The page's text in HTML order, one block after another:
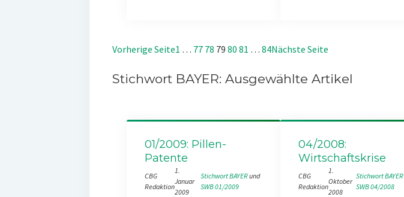
Vorherige Seite1 … 77 78 79 80 81 … 84Nächste Seite
Stichwort BAYER: Ausgewählte Artikel
01/2009: Pillen-
Patente
CBG
Redaktion
1.
Januar
2009
Stichwort BAYER
und
SWB 01/2009
04/2008:
Wirtschaftskrise
CBG
Redaktion
1.
Oktober
2008
Stichwort BAYER
SWB 04/2008